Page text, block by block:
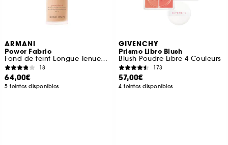
ARMANI
Power Fabric
Fond de teint Longue Tenue Mat Imperceptible SPF 20
18
64,00€
5 teintes disponibles
GIVENCHY
Prisme Libre Blush
Blush Poudre Libre 4 Couleurs
173
57,00€
4 teintes disponibles